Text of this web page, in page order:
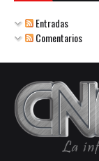
Entradas
Comentarios